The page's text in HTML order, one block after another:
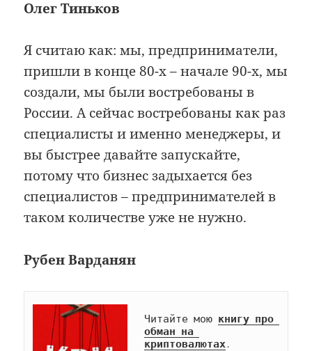
Олег Тиньков
Я считаю как: мы, предприниматели,
пришли в конце 80-х – начале 90-х, мы
создали, мы были востребованы в
России. А сейчас востребованы как раз
специалисты и именно менеджеры, и
вы быстрее давайте запускайте,
потому что бизнес задыхается без
специалистов – предпринимателей в
таком количестве уже не нужно.
Рубен Варданян
Читайте мою книгу про
обман на
криптовалютах .